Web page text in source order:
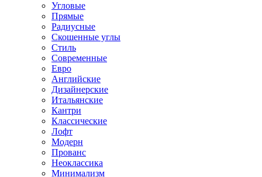
Угловые
Прямые
Радиусные
Скошенные углы
Стиль
Современные
Евро
Английские
Дизайнерские
Итальянские
Кантри
Классические
Лофт
Модерн
Прованс
Неоклассика
Минимализм